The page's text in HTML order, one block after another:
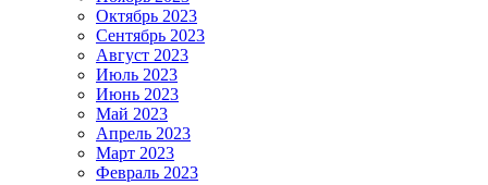
Октябрь 2023
Сентябрь 2023
Август 2023
Июль 2023
Июнь 2023
Май 2023
Апрель 2023
Март 2023
Февраль 2023